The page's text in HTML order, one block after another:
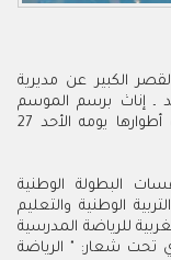
الكبير عن مديرية
ـ إناث برسم الموسم
الدراسي 2021/2022، بعد مقابلة بطولية جرت أطوارها يومه الأحد 27
البطولة الوطنية
الوطنية والتعليم
للرياضة المدرسية
26 و27 مارس الجاري تحت شعار: " الرياضة